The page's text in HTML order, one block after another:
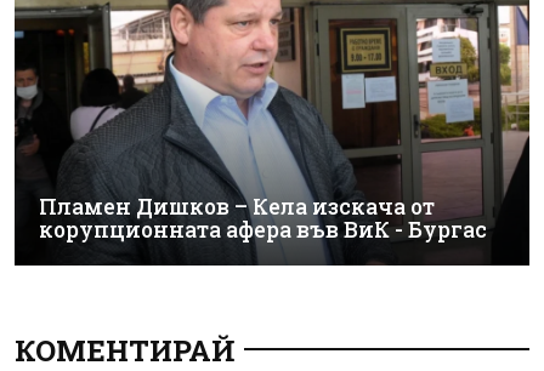
Пламен Дишков – Кела изскача от
корупционната афера във ВиК - Бургас
КОМЕНТИРАЙ